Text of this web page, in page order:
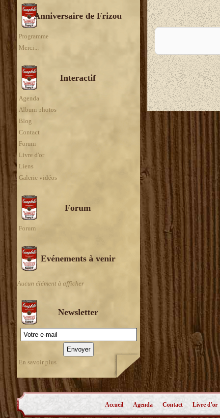
Anniversaire de Frizou
Programme
Merci...
Interactif
Agenda
Album photos
Blog
Contact
Forum
Livre d'or
Liens
Galerie vidéos
Forum
Forum
Evénements à venir
Aucun élément à afficher
Newsletter
En savoir plus
Accueil Agenda Contact Livre d'or